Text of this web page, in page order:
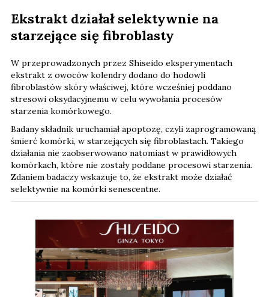
Ekstrakt działał selektywnie na
starzejące się fibroblasty
W przeprowadzonych przez Shiseido eksperymentach
ekstrakt z owoców kolendry dodano do hodowli
fibroblastów skóry właściwej, które wcześniej poddano
stresowi oksydacyjnemu w celu wywołania procesów
starzenia komórkowego.
Badany składnik uruchamiał apoptozę, czyli zaprogramowaną
śmierć komórki, w starzejących się fibroblastach. Takiego
działania nie zaobserwowano natomiast w prawidłowych
komórkach, które nie zostały poddane procesowi starzenia.
Zdaniem badaczy wskazuje to, że ekstrakt może działać
selektywnie na komórki senescentne.